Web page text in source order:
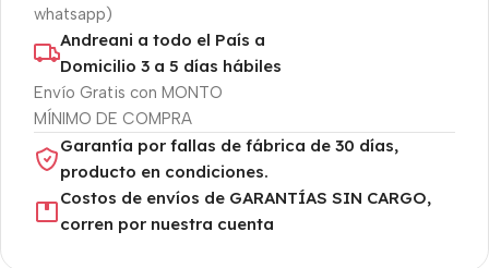
whatsapp)
Andreani a todo el País a
Domicilio 3 a 5 días hábiles
Envío Gratis con MONTO
MÍNIMO DE COMPRA
Garantía por fallas de fábrica de 30 días,
producto en condiciones.
Costos de envíos de GARANTÍAS SIN CARGO,
corren por nuestra cuenta